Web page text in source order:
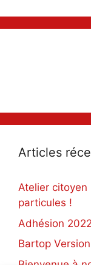
Articles
Atelier
particules !
Adhésion
Bartop